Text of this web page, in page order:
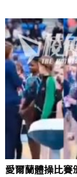
愛爾蘭體操比賽